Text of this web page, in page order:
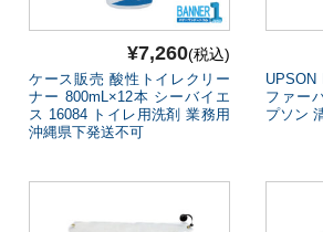
一般厨房用洗剤
ヘッド交換用
床材用品
BM向け洗剤・ワックス
¥7,260(税込)
ケース販売 酸性トイレクリー
ナー 800mL×12本 シーバイエ
ス 16084 トイレ用洗剤 業務用
沖縄県下発送不可
ファー
プソン